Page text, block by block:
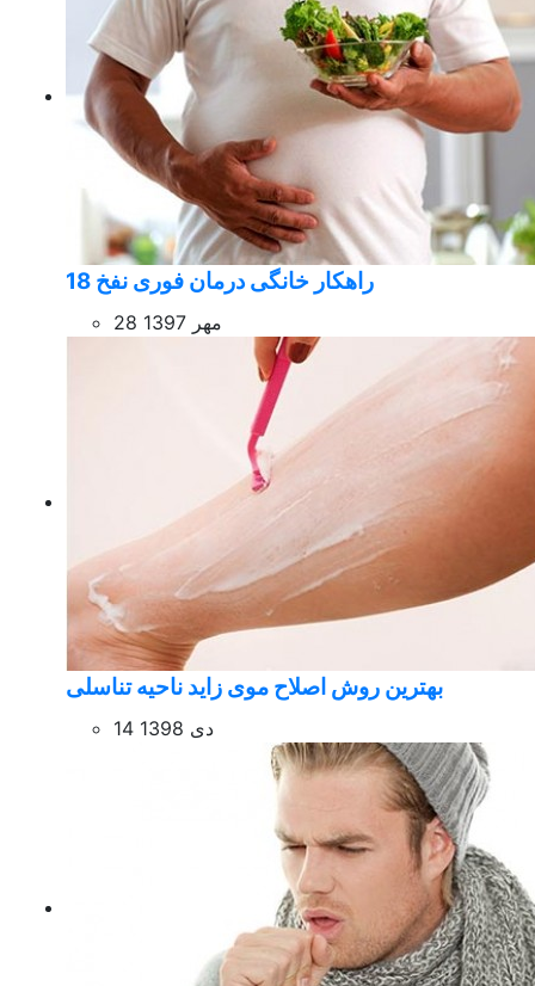
18 راهکار خانگی درمان فوری نفخ
28 مهر 1397
بهترین روش اصلاح موی زاید ناحیه تناسلی
14 دی 1398